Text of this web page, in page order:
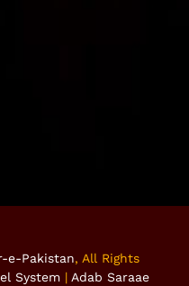
e-Pakistan, All Rights
System | Adab Saraae